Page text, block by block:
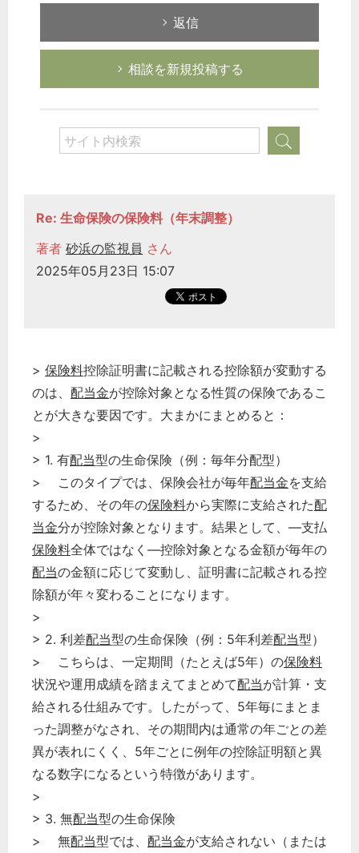
返信
相談を新規投稿する
Re: 生命保険の保険料（年末調整）
著者 砂浜の監視員 さん
2025年05月23日 15:07
> 保険料控除証明書に記載される控除額が変動する
のは、 配当金が控除対象となる性質の保険であるこ
とが大きな要因です。大まかにまとめると：
>
> 1. 有配当型の生命保険（例：毎年分配型）
> このタイプでは、保険会社が毎年配当金を支給
するため、その年の保険料から実際に支給された配
当金分が控除対象となります。結果として、―支払
保険料全体ではなく―控除対象となる金額が毎年の
配当の金額に応じて変動し、証明書に記載される控
除額が年々変わることになります。
>
> 2. 利差配当型の生命保険（例：5年利差配当型）
> こちらは、一定期間（たとえば5年）の保険料
状況や運用成績を踏まえてまとめて配当が計算・支
給される仕組みです。したがって、5年毎にまとま
った調整がなされ、その期間内は通常の年ごとの差
異が表れにくく、5年ごとに例年の控除証明額と異
なる数字になるという特徴があります。
>
> 3. 無配当型の生命保険
> 無配当型では、 配当金が支給されない（または